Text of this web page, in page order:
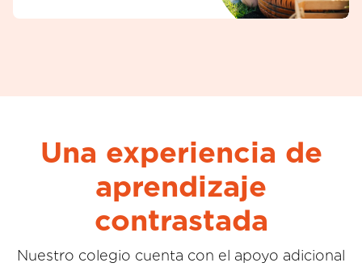
Una experiencia de
aprendizaje
contrastada
Nuestro colegio cuenta con el apoyo adicional